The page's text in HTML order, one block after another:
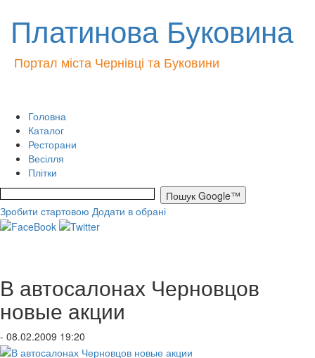
Платинова Буковина
Портал міста Чернівці та Буковини
Головна
Каталог
Ресторани
Весілля
Плітки
Зробити стартовою Додати в обрані
В автосалонах Черновцов
новые акции
- 08.02.2009 19:20